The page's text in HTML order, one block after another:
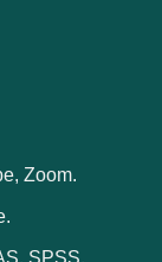
Zoom.
SPSS,